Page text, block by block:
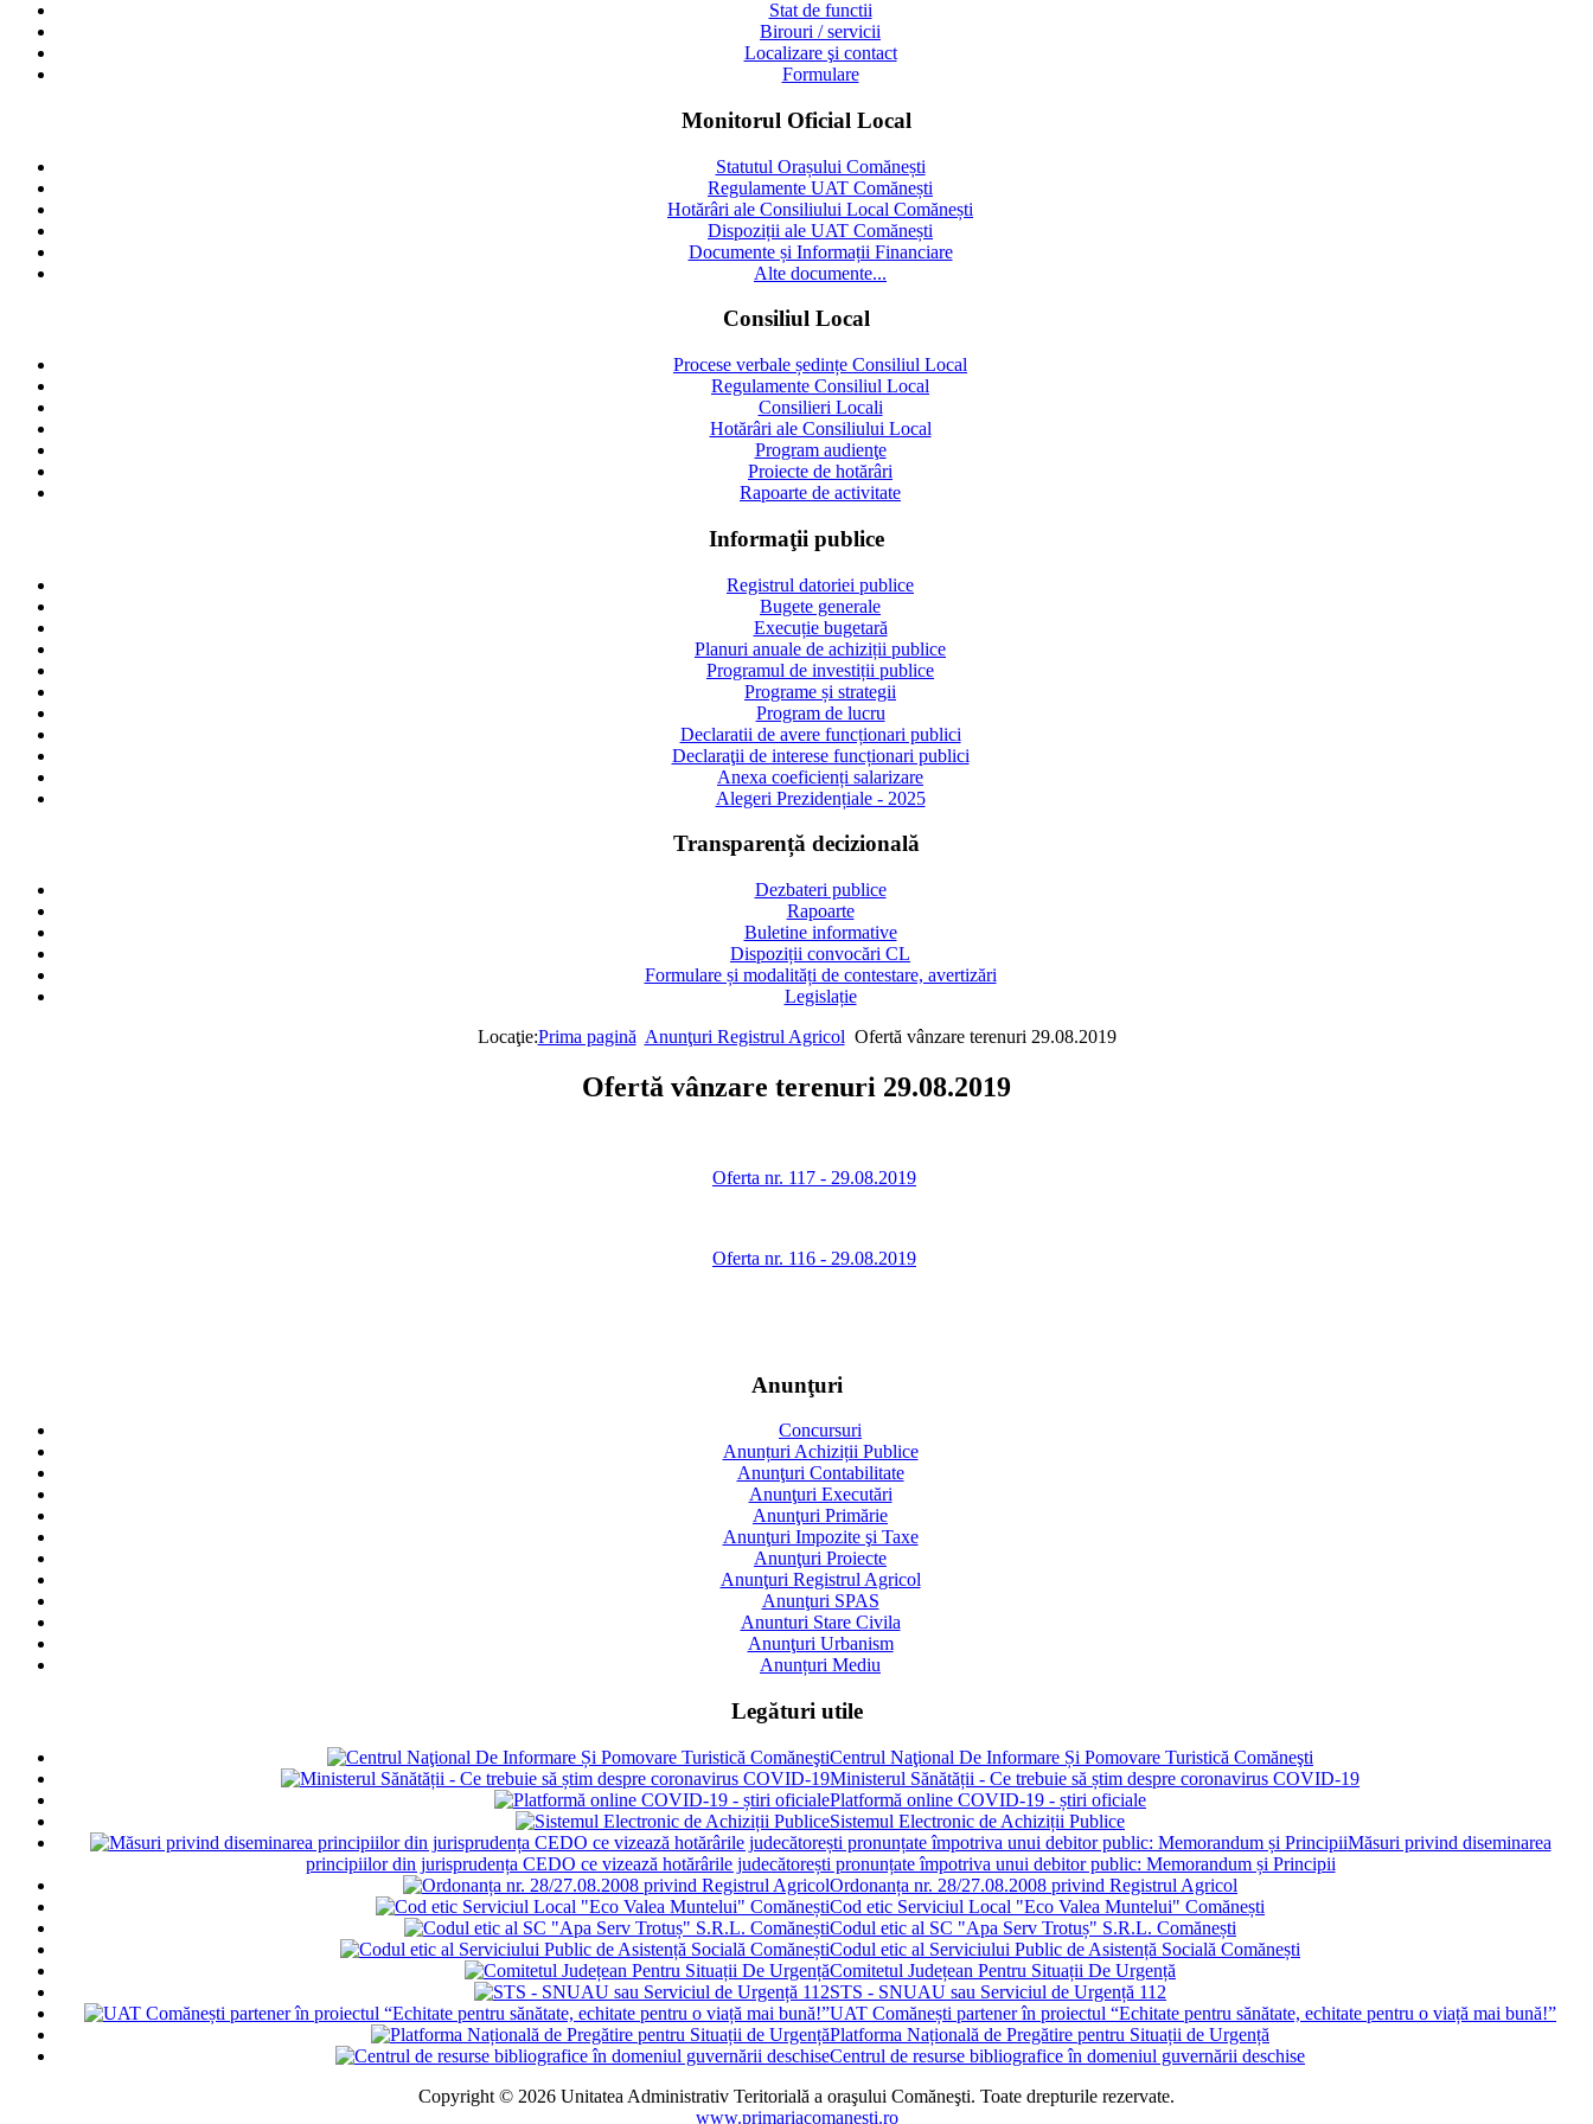
Stat de functii
Birouri / servicii
Localizare şi contact
Formulare
Monitorul Oficial Local
Statutul Orașului Comănești
Regulamente UAT Comănești
Hotărâri ale Consiliului Local Comănești
Dispoziții ale UAT Comănești
Documente și Informații Financiare
Alte documente...
Consiliul Local
Procese verbale ședințe Consiliul Local
Regulamente Consiliul Local
Consilieri Locali
Hotărâri ale Consiliului Local
Program audienţe
Proiecte de hotărâri
Rapoarte de activitate
Informaţii publice
Registrul datoriei publice
Bugete generale
Execuție bugetară
Planuri anuale de achiziții publice
Programul de investiții publice
Programe și strategii
Program de lucru
Declaratii de avere funcționari publici
Declaraţii de interese funcționari publici
Anexa coeficienți salarizare
Alegeri Prezidențiale - 2025
Transparență decizională
Dezbateri publice
Rapoarte
Buletine informative
Dispoziții convocări CL
Formulare și modalități de contestare, avertizări
Legislație
Locaţie:Prima pagină Anunţuri Registrul Agricol Ofertă vânzare terenuri 29.08.2019
Ofertă vânzare terenuri 29.08.2019
Oferta nr. 117 - 29.08.2019
Oferta nr. 116 - 29.08.2019
Anunţuri
Concursuri
Anunțuri Achiziții Publice
Anunţuri Contabilitate
Anunţuri Executări
Anunţuri Primărie
Anunţuri Impozite şi Taxe
Anunţuri Proiecte
Anunţuri Registrul Agricol
Anunţuri SPAS
Anunturi Stare Civila
Anunţuri Urbanism
Anunțuri Mediu
Legături utile
Centrul Naţional De Informare Și Pomovare Turistică Comăneşti
Ministerul Sănătății - Ce trebuie să știm despre coronavirus COVID-19
Platformă online COVID-19 - știri oficiale
Sistemul Electronic de Achiziții Publice
Măsuri privind diseminarea
principiilor din jurisprudența CEDO ce vizează hotărârile judecătorești pronunțate împotriva unui debitor public: Memorandum și Principii
Ordonanța nr. 28/27.08.2008 privind Registrul Agricol
Cod etic Serviciul Local "Eco Valea Muntelui" Comănești
Codul etic al SC "Apa Serv Trotuș" S.R.L. Comănești
Codul etic al Serviciului Public de Asistență Socială Comănești
Comitetul Județean Pentru Situații De Urgență
STS - SNUAU sau Serviciul de Urgență 112
UAT Comănești partener în proiectul “Echitate pentru sănătate, echitate pentru o viață mai bună!”
Platforma Națională de Pregătire pentru Situații de Urgență
Centrul de resurse bibliografice în domeniul guvernării deschise
Copyright © 2026 Unitatea Administrativ Teritorială a oraşului Comăneşti. Toate drepturile rezervate.
www.primariacomanesti.ro